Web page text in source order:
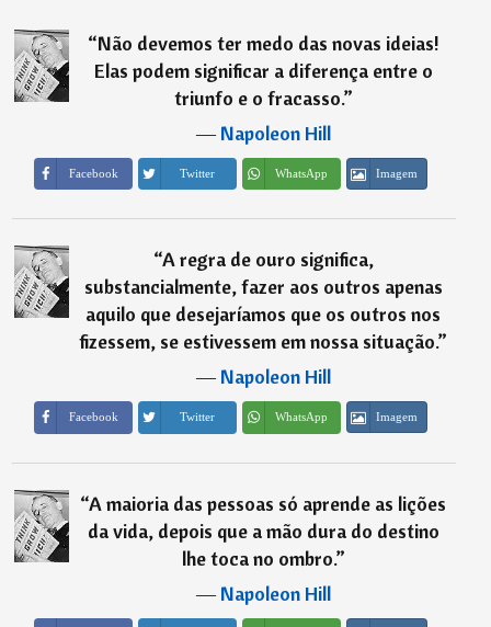
“Não devemos ter medo das novas ideias!
Elas podem significar a diferença entre o
triunfo e o fracasso.”
―Napoleon Hill
Facebook Twitter WhatsApp Imagem
“A regra de ouro significa,
substancialmente, fazer aos outros apenas
aquilo que desejaríamos que os outros nos
fizessem, se estivessem em nossa situação.”
―Napoleon Hill
Facebook Twitter WhatsApp Imagem
“A maioria das pessoas só aprende as lições
da vida, depois que a mão dura do destino
lhe toca no ombro.”
―Napoleon Hill